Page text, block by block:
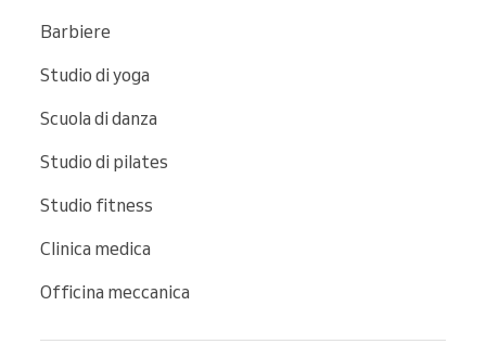
Barbiere
Studio di yoga
Scuola di danza
Studio di pilates
Studio fitness
Clinica medica
Officina meccanica